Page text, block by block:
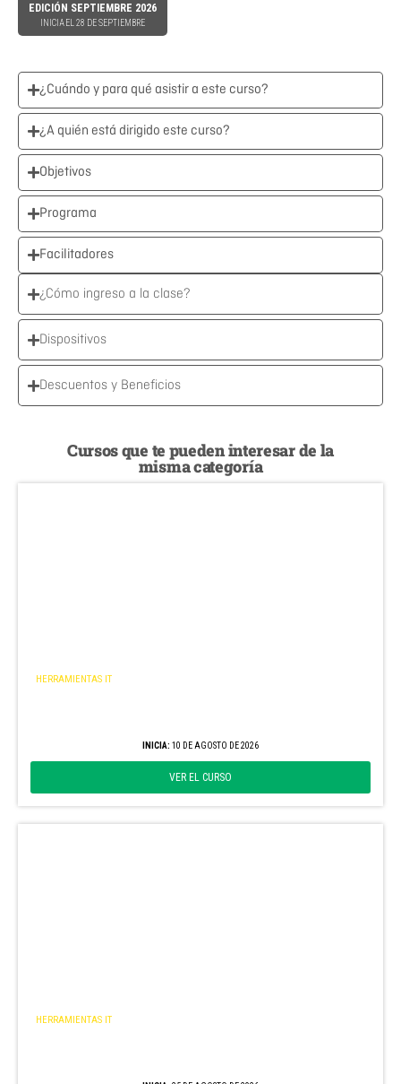
EDICIÓN SEPTIEMBRE 2026
INICIA EL 28 DE SEPTIEMBRE
¿Cuándo y para qué asistir a este curso?
¿A quién está dirigido este curso?
Objetivos
Programa
Facilitadores
¿Cómo ingreso a la clase?
Dispositivos
Descuentos y Beneficios
Cursos que te pueden interesar de la
misma categoría
HERRAMIENTAS IT
INICIA: 10 DE AGOSTO DE 2026
VER EL CURSO
HERRAMIENTAS IT